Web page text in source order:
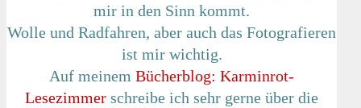
mir in den Sinn kommt.
Wolle und Radfahren, aber auch das Fotografieren
ist mir wichtig.
Auf meinem Bücherblog: Karminrot-
Lesezimmer schreibe ich sehr gerne über die